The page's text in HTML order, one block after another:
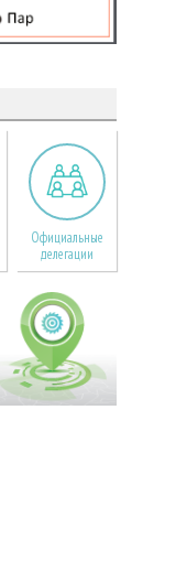
Официальные
делегации